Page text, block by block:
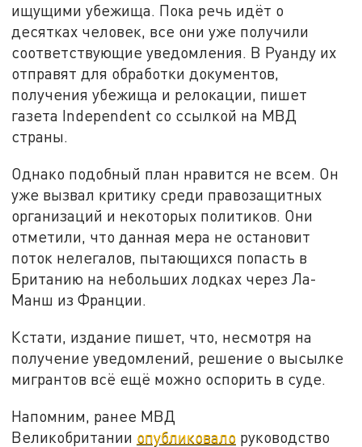
ищущими убежища. Пока речь идёт о
десятках человек, все они уже получили
соответствующие уведомления. В Руанду их
отправят для обработки документов,
получения убежища и релокации, пишет
газета Independent со ссылкой на МВД
страны.
Однако подобный план нравится не всем. Он
уже вызвал критику среди правозащитных
организаций и некоторых политиков. Они
отметили, что данная мера не остановит
поток нелегалов, пытающихся попасть в
Британию на небольших лодках через Ла-
Манш из Франции.
Кстати, издание пишет, что, несмотря на
получение уведомлений, решение о высылке
мигрантов всё ещё можно оспорить в суде.
Напомним, ранее МВД
Великобритании опубликовало руководство